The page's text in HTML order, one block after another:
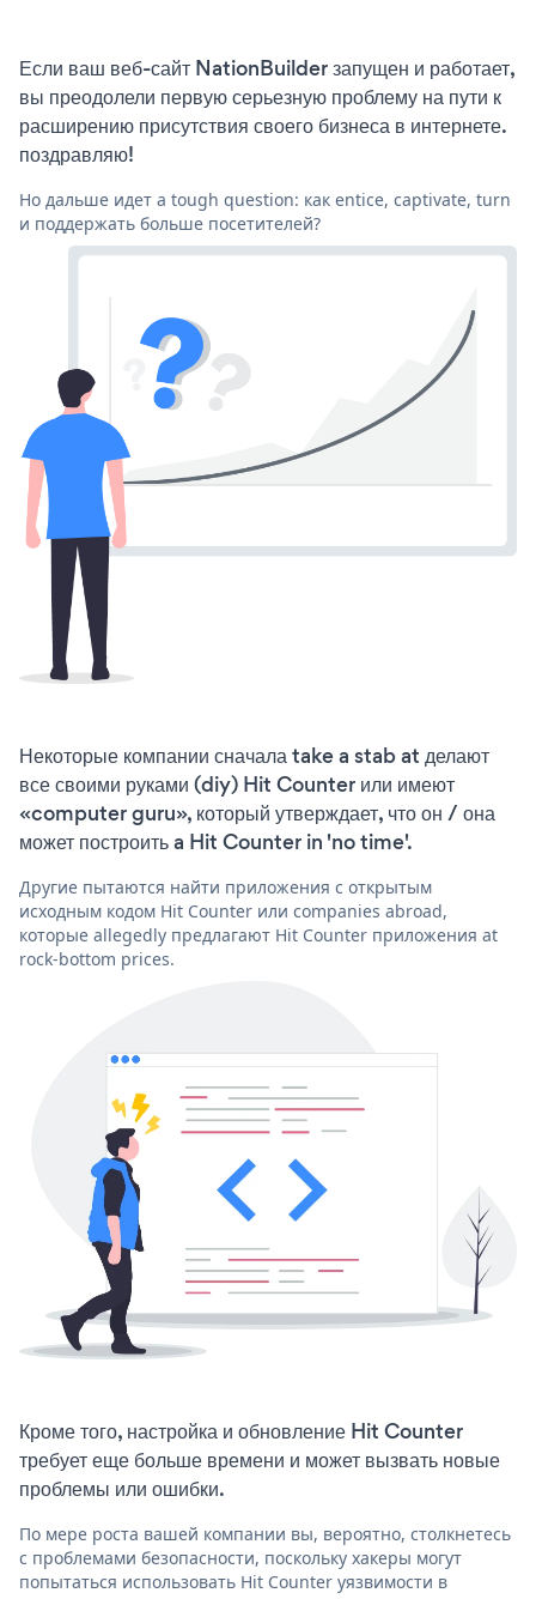
Если ваш веб-сайт NationBuilder запущен и работает,
вы преодолели первую серьезную проблему на пути к
расширению присутствия своего бизнеса в интернете.
поздравляю!
Но дальше идет a tough question: как entice, captivate, turn
и поддержать больше посетителей?
Некоторые компании сначала take a stab at делают
все своими руками (diy) Hit Counter или имеют
«computer guru», который утверждает, что он / она
может построить a Hit Counter in 'no time'.
Другие пытаются найти приложения с открытым
исходным кодом Hit Counter или companies abroad,
которые allegedly предлагают Hit Counter приложения at
rock-bottom prices.
Кроме того, настройка и обновление Hit Counter
требует еще больше времени и может вызвать новые
проблемы или ошибки.
По мере роста вашей компании вы, вероятно, столкнетесь
с проблемами безопасности, поскольку хакеры могут
попытаться использовать Hit Counter уязвимости в